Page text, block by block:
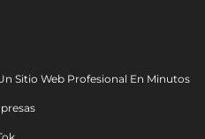
Sitio Web Profesional En Minutos